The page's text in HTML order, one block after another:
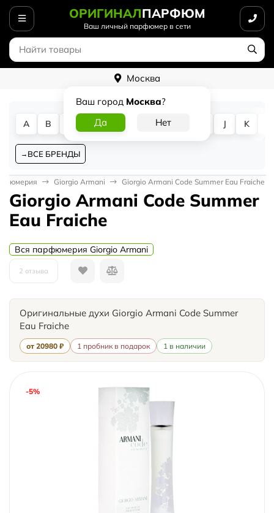
ОРИГИНАЛПАРФЮМ
Ваш личный парфюмер в сети
Москва
Ваш город Москва?
A B D G J K
ВСЕ БРЕНДЫ
Giorgio Armani Giorgio Armani Code Summer Eau Fraiche
Giorgio Armani Code Summer
Eau Fraiche
Вся парфюмерия Giorgio Armani
2 отзыва
Оригинальные духи Giorgio Armani Code Summer
Eau Fraiche
от 20980 ₽ 1 пробник в подарок 1 в наличии
-5%